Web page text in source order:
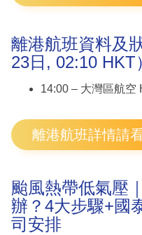
離港航班資料及
23日, 02:10 HKT
14:00 – 大灣區航空
離港航班詳情請
颱風熱帶低氣壓
辦？4大步驟+國
司安排